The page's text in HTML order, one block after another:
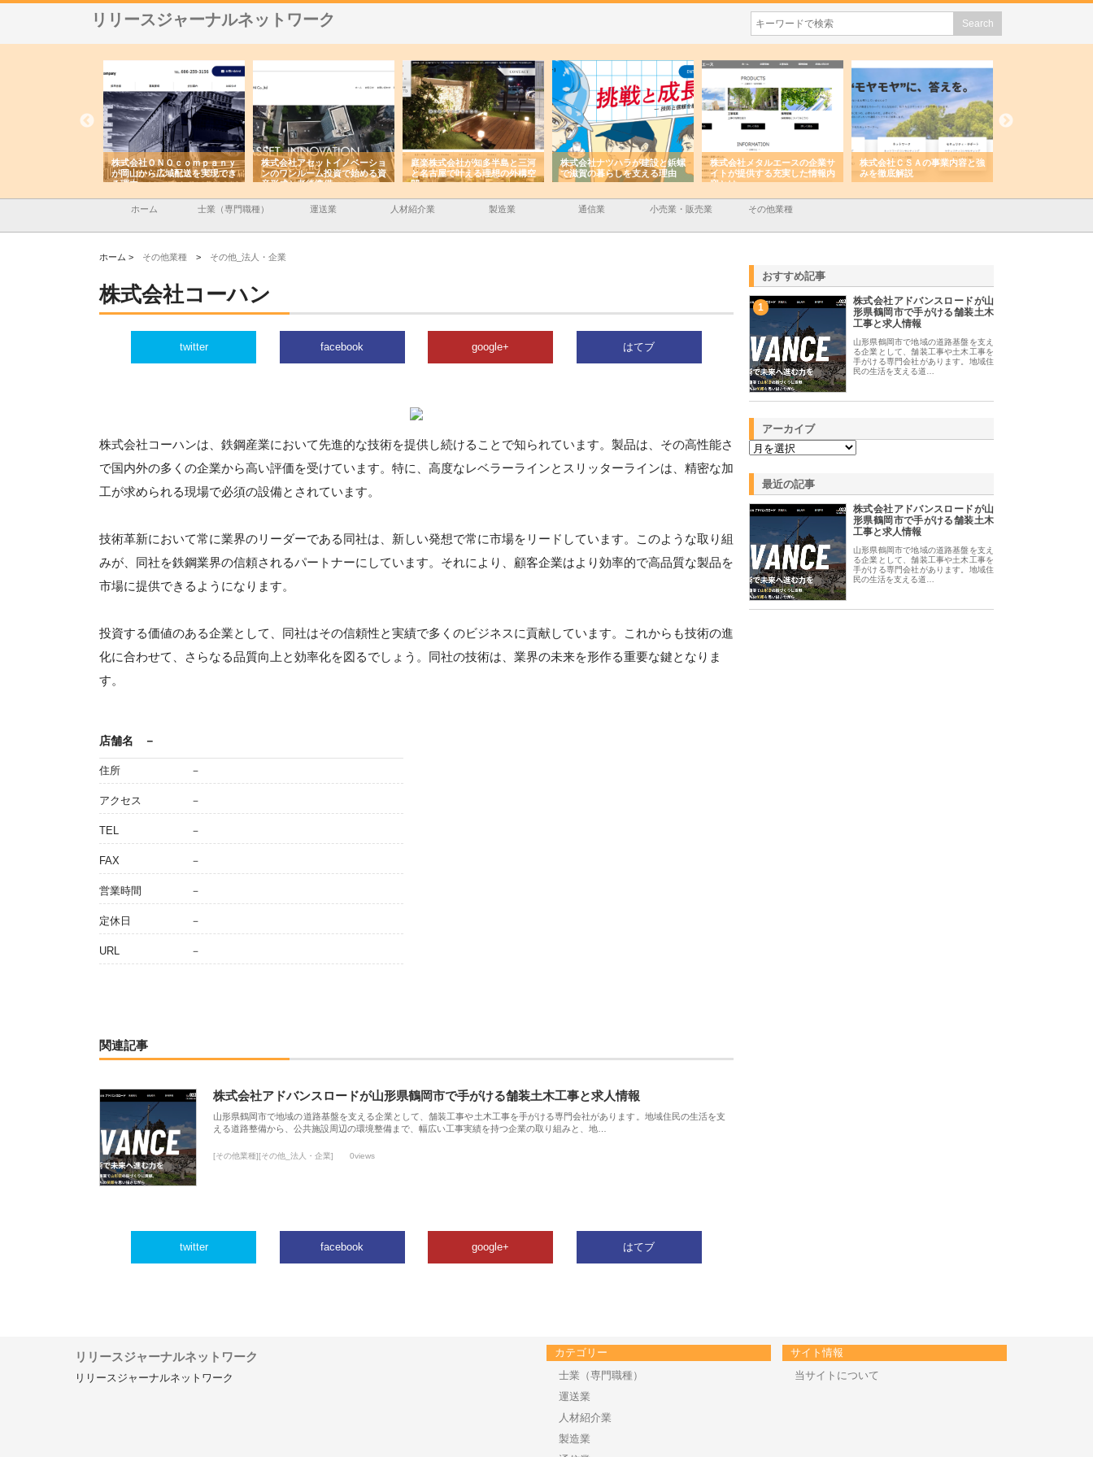
リリースジャーナルネットワーク
株式会社ＯＮＯｃｏｍｐａｎｙ
が岡山から広域配送を実現でき
る理由
株式会社アセットイノベーショ
ンのワンルーム投資で始める資
産形成と老後準備
庭楽株式会社が知多半島と三河
と名古屋で叶える理想の外構空
間
株式会社ナツハラが建設と鋲螺
で滋賀の暮らしを支える理由
株式会社メタルエースの企業サ
イトが提供する充実した情報内
容とは
株式会社ＣＳＡの事業内容と強
みを徹底解説
ホーム 士業（専門職種） 運送業 人材紹介業 製造業 通信業 小売業・販売業 その他業種
ホーム > その他業種 > その他_法人・企業
株式会社コーハン
twitter facebook google+ はてブ
株式会社コーハンは、鉄鋼産業において先進的な技術を提供し続けることで知られています。製品は、その高性能さ
で国内外の多くの企業から高い評価を受けています。特に、高度なレベラーラインとスリッターラインは、精密な加
工が求められる現場で必須の設備とされています。
技術革新において常に業界のリーダーである同社は、新しい発想で常に市場をリードしています。このような取り組
みが、同社を鉄鋼業界の信頼されるパートナーにしています。それにより、顧客企業はより効率的で高品質な製品を
市場に提供できるようになります。
投資する価値のある企業として、同社はその信頼性と実績で多くのビジネスに貢献しています。これからも技術の進
化に合わせて、さらなる品質向上と効率化を図るでしょう。同社の技術は、業界の未来を形作る重要な鍵となりま
す。
店舗名 －
住所 －
アクセス －
TEL －
FAX －
営業時間 －
定休日 －
URL －
関連記事
株式会社アドバンスロードが山形県鶴岡市で手がける舗装土木工事と求人情報
山形県鶴岡市で地域の道路基盤を支える企業として、舗装工事や土木工事を手がける専門会社があります。地域住民の生活を支
える道路整備から、公共施設周辺の環境整備まで、幅広い工事実績を持つ企業の取り組みと、地…
[その他業種][その他_法人・企業] 0views
twitter facebook google+ はてブ
おすすめ記事
1
株式会社アドバンスロードが山
形県鶴岡市で手がける舗装土木
工事と求人情報
山形県鶴岡市で地域の道路基盤を支え
る企業として、舗装工事や土木工事を
手がける専門会社があります。地域住
民の生活を支える道…
アーカイブ
最近の記事
株式会社アドバンスロードが山
形県鶴岡市で手がける舗装土木
工事と求人情報
山形県鶴岡市で地域の道路基盤を支え
る企業として、舗装工事や土木工事を
手がける専門会社があります。地域住
民の生活を支える道…
リリースジャーナルネットワーク
リリースジャーナルネットワーク
カテゴリー
士業（専門職種）
運送業
人材紹介業
製造業
サイト情報
当サイトについて